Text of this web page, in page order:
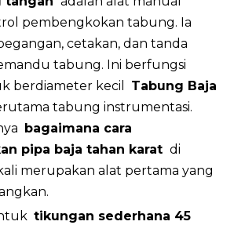
pembengkokan tabung. Ia
cetakan, dan tanda
tabung. Ini berfungsi
berdiameter kecil
Tabung Baja
tabung instrumentasi.
bagaimana cara
pipa baja tahan karat di
merupakan alat pertama yang
tikungan sederhana 45